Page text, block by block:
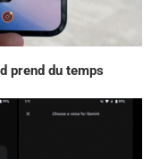
prend du temps